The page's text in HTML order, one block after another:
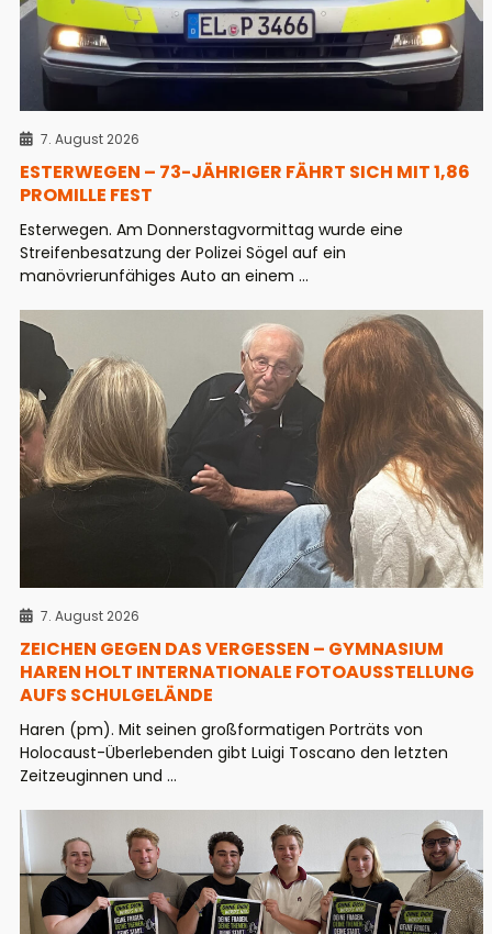
7. August 2026
ESTERWEGEN – 73-JÄHRIGER FÄHRT SICH MIT 1,86
PROMILLE FEST
Esterwegen. Am Donnerstagvormittag wurde eine
Streifenbesatzung der Polizei Sögel auf ein
manövrierunfähiges Auto an einem ...
7. August 2026
ZEICHEN GEGEN DAS VERGESSEN – GYMNASIUM
HAREN HOLT INTERNATIONALE FOTOAUSSTELLUNG
AUFS SCHULGELÄNDE
Haren (pm). Mit seinen großformatigen Porträts von
Holocaust-Überlebenden gibt Luigi Toscano den letzten
Zeitzeuginnen und ...